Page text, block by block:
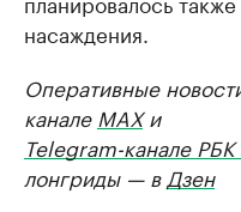
насаждения.
Оперативные
канале MAXи
Telegram-канале РБК
лонгриды — в Дзен